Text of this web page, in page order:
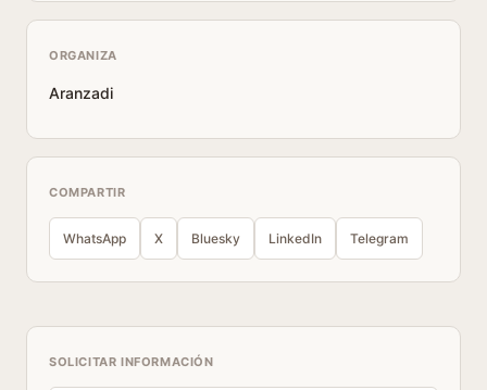
ORGANIZA
Aranzadi
COMPARTIR
WhatsApp X Bluesky LinkedIn Telegram
SOLICITAR INFORMACIÓN